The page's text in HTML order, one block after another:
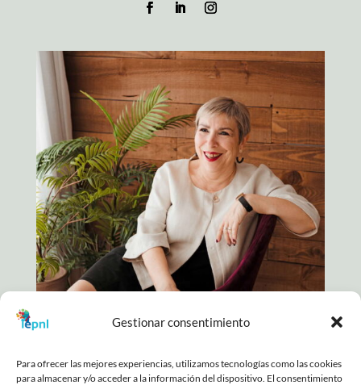
Gestionar consentimiento
Para ofrecer las mejores experiencias, utilizamos tecnologías como las cookies
para almacenar y/o acceder a la información del dispositivo. El consentimiento